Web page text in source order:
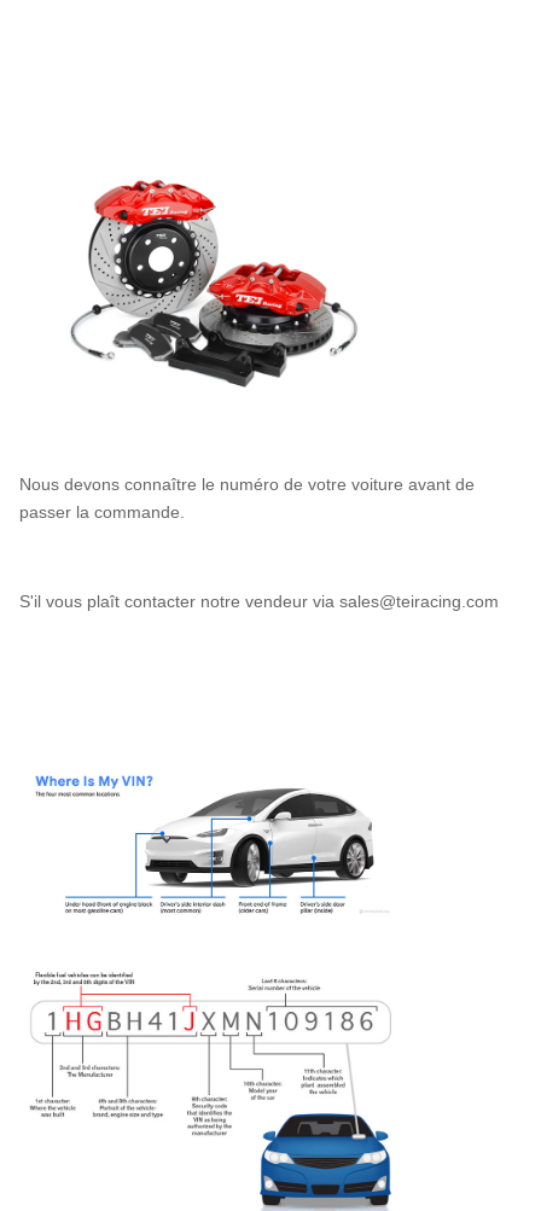
Nous devons connaître le numéro de votre voiture avant de
passer la commande.
S'il vous plaît contacter notre vendeur via sales@teiracing.com